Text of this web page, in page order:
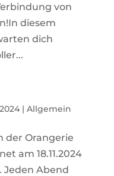
von
diesem
dich
| Allgemein
der Orangerie
am 18.11.2024
Jeden Abend